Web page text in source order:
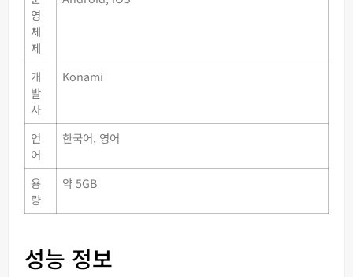
영
체
제
개
발
사
Konami
언
어
한국어, 영어
용
량
약 5GB
성능 정보